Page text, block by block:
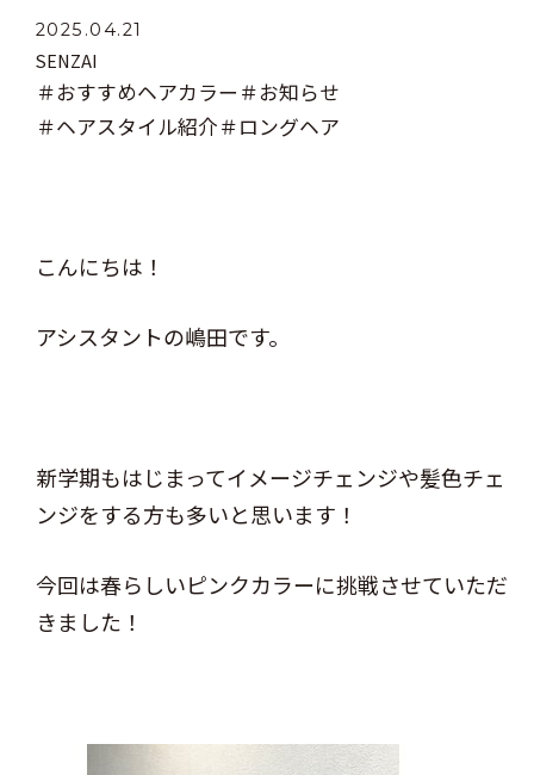
2025.04.21
SENZAI
＃おすすめヘアカラー ＃お知らせ
＃ヘアスタイル紹介＃ロングヘア
こんにちは！
アシスタントの嶋田です。
新学期もはじまってイメージチェンジや髪色チェ
ンジをする方も多いと思います！
今回は春らしいピンクカラーに挑戦させていただ
きました！